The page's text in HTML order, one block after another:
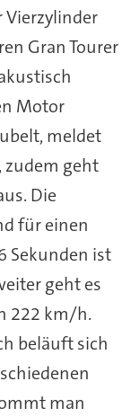
Gran Tourer
Motor
meldet
zudem geht
Die
für einen
Sekunden ist
geht es
222 km/h.
beläuft sich
man